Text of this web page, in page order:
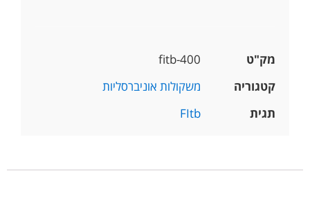
מק"ט
fitb-400
קטגוריה
משקולות אוניברסליות
תגית
FItb